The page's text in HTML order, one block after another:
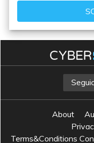
About
Terms&Conditions